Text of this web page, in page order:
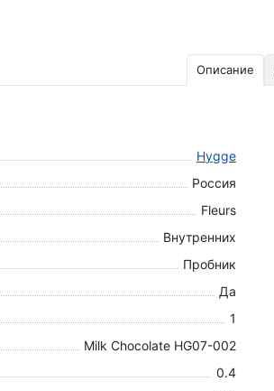
Описание
Hygge
Россия
Fleurs
Внутренних
Пробник
Да
1
Milk Chocolate HG07-002
0.4